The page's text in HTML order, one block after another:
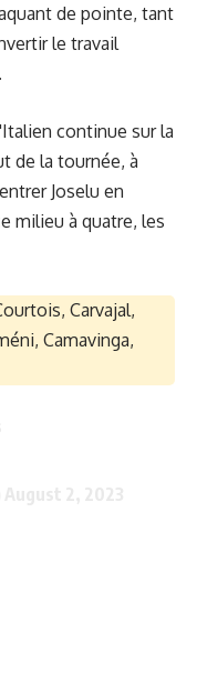
de pointe, tant
le travail
continue sur la
de la tournée, à
Joselu en
milieu à quatre, les
Carvajal,
Camavinga,